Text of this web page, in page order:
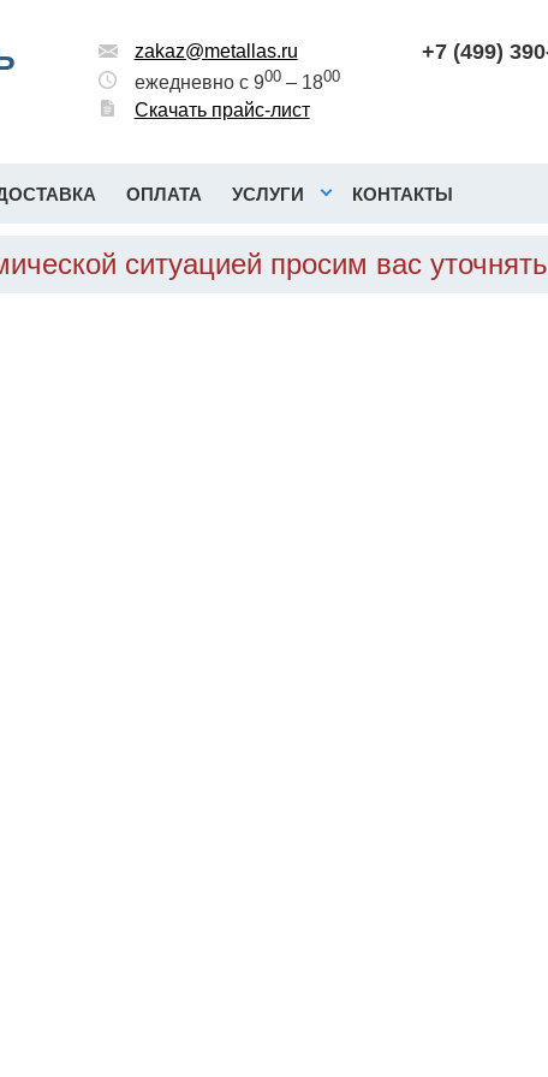
zakaz@metallas.ru
ежедневно с 900– 1800
Скачать прайс-лист
+7 (499)
ОПЛАТА УСЛУГИ КОНТАКТЫ
ситуацией просим вас